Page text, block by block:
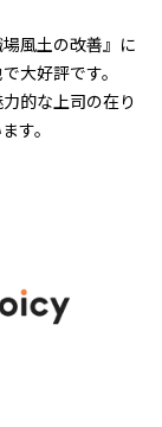
風土の改善』に
大好評です。
的な上司の在り
す。